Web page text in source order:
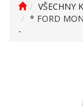
VŠECHNY
* FORD
-